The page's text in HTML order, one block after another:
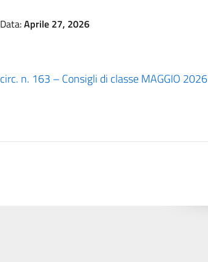
Data:Aprile 27, 2026
circ. n. 163 – Consigli di classe MAGGIO 2026